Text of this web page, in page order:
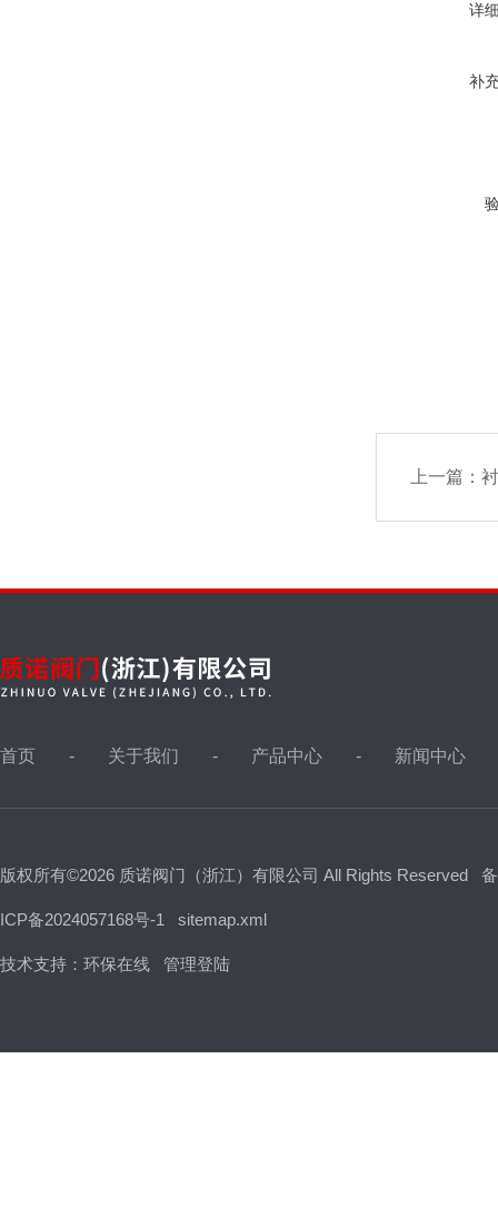
详
补
上一篇：
首页 关于我们 产品中心 新闻中心
版权所有©2026 质诺阀门（浙江）有限公司 All Rights Reserved
ICP备2024057168号-1 sitemap.xml
技术支持： 环保在线 管理登陆